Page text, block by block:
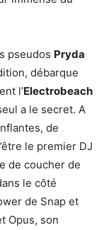
pseudos Pryda
débarque
l’Electrobeach
a le secret. A
de
le premier DJ
de coucher de
le côté
de Snap et
Opus, son